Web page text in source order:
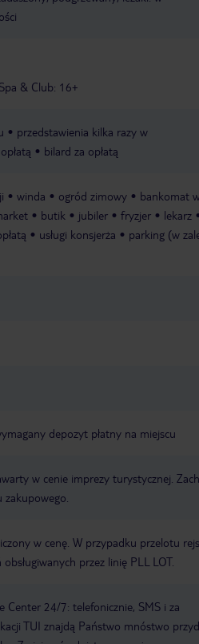
& Club: 16+
przedstawienia kilka razy w
bilard za opłatą
winda ogród zimowy
bankomat
butik jubiler fryzjer lekarz
usługi konsjerża
parking (w
depozyt płatny na miejscu
w cenie imprezy turystycznej.
w cenę. W przypadku przelotu
przez linię PLL LOT.
Center 24/7: telefonicznie, SMS i za
TUI znajdą Państwo mnóstwo